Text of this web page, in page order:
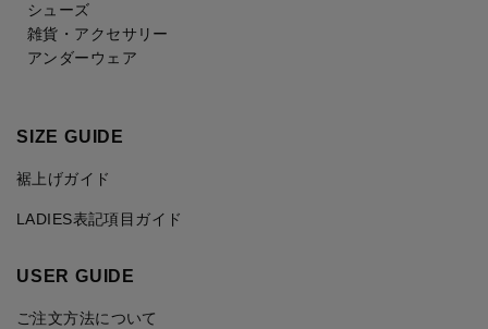
シューズ
雑貨・アクセサリー
アンダーウェア
SIZE GUIDE
裾上げガイド
LADIES表記項目ガイド
USER GUIDE
ご注文方法について